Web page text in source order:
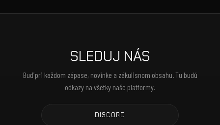
SLEDUJ NÁS
Buď pri každom zápase, novinke a zákulisnom obsahu. Tu budú
odkazy na všetky naše platformy.
DISCORD